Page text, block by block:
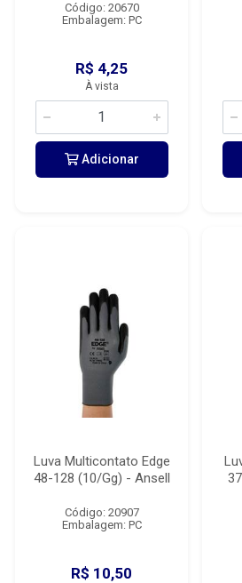
Código: 20670
Embalagem: PC
R$ 4,25
À vista
Adicionar
Luva Multicontato Edge
48-128 (10/Gg) - Ansell
Código: 20907
Embalagem: PC
R$ 10,50